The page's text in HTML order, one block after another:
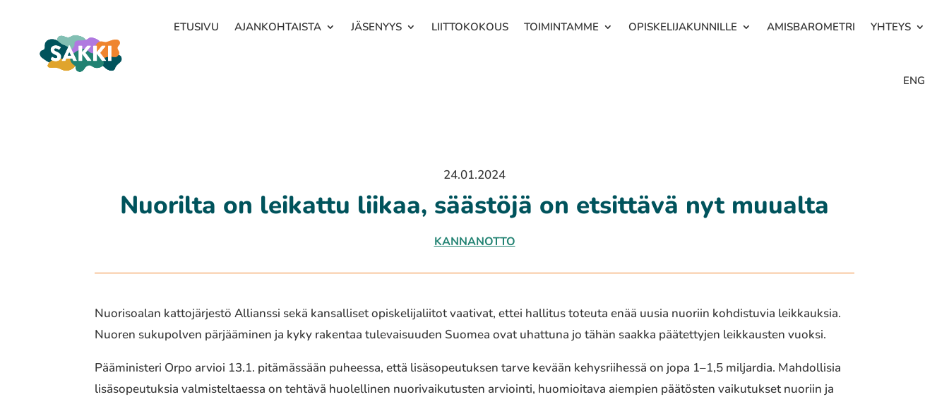
ETUSIVU AJANKOHTAISTA JÄSENYYS LIITTOKOKOUS TOIMINTAMME OPISKELIJAKUNNILLE AMISBAROMETRI YHTEYS
ENG
24.01.2024
Nuorilta on leikattu liikaa, säästöjä on etsittävä nyt muualta
KANNANOTTO
Nuorisoalan kattojärjestö Allianssi sekä kansalliset opiskelijaliitot vaativat, ettei hallitus toteuta enää uusia nuoriin kohdistuvia leikkauksia.
Nuoren sukupolven pärjääminen ja kyky rakentaa tulevaisuuden Suomea ovat uhattuna jo tähän saakka päätettyjen leikkausten vuoksi.
Pääministeri Orpo arvioi 13.1. pitämässään puheessa, että lisäsopeutuksen tarve kevään kehysriihessä on jopa 1–1,5 miljardia. Mahdollisia
lisäsopeutuksia valmisteltaessa on tehtävä huolellinen nuorivaikutusten arviointi, huomioitava aiempien päätösten vaikutukset nuoriin ja